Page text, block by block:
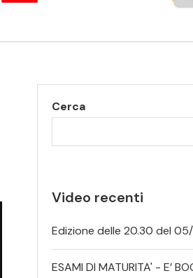
Cerca
Video recenti
Edizione delle 20.30 del
ESAMI DI MATURITA' - E’